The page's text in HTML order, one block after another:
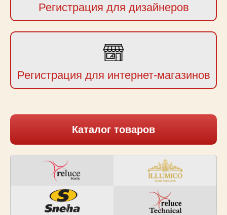
Регистрация для дизайнеров
Регистрация для интернет-магазинов
Каталог товаров